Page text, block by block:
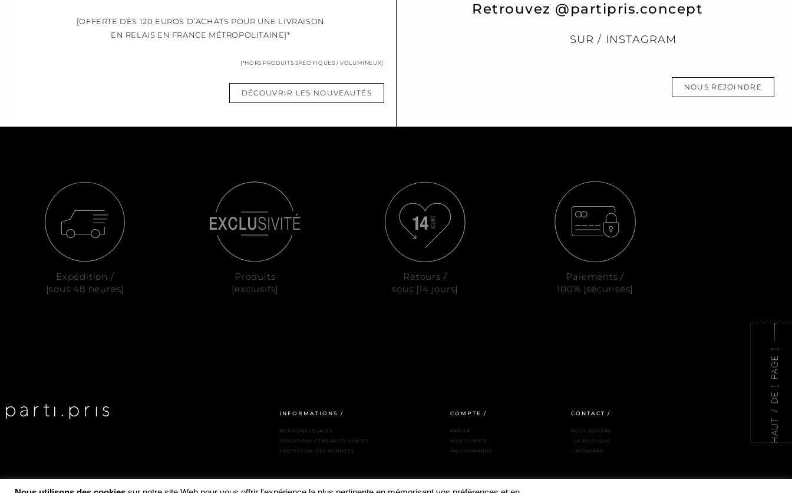
[OFFERTE DÈS 120 EUROS D’ACHATS POUR UNE LIVRAISON
EN RELAIS EN FRANCE MÉTROPOLITAINE]*
[*HORS PRODUITS SPÉCIFIQUES / VOLUMINEUX]
DÉCOUVRIR LES NOUVEAUTÉS
Retrouvez @partipris.concept
SUR / INSTAGRAM
NOUS REJOINDRE
Expédition /
[sous 48 heures]
Produits
[exclusifs]
Retours /
sous [14 jours]
Paiements /
100% [sécurisés]
INFORMATIONS /
MENTIONS LÉGALES
CONDITIONS GÉNÉRALES VENTES
PROTECTION DES DONNÉES
COMPTE /
PANIER
MON COMPTE
MA COMMANDE
CONTACT /
NOUS JOINDRE
LA BOUTIQUE
INSTAGRAM